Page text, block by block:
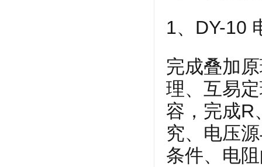
1、DY-10
完成叠加
理、互易
容，完成R
究、电压
条件、电